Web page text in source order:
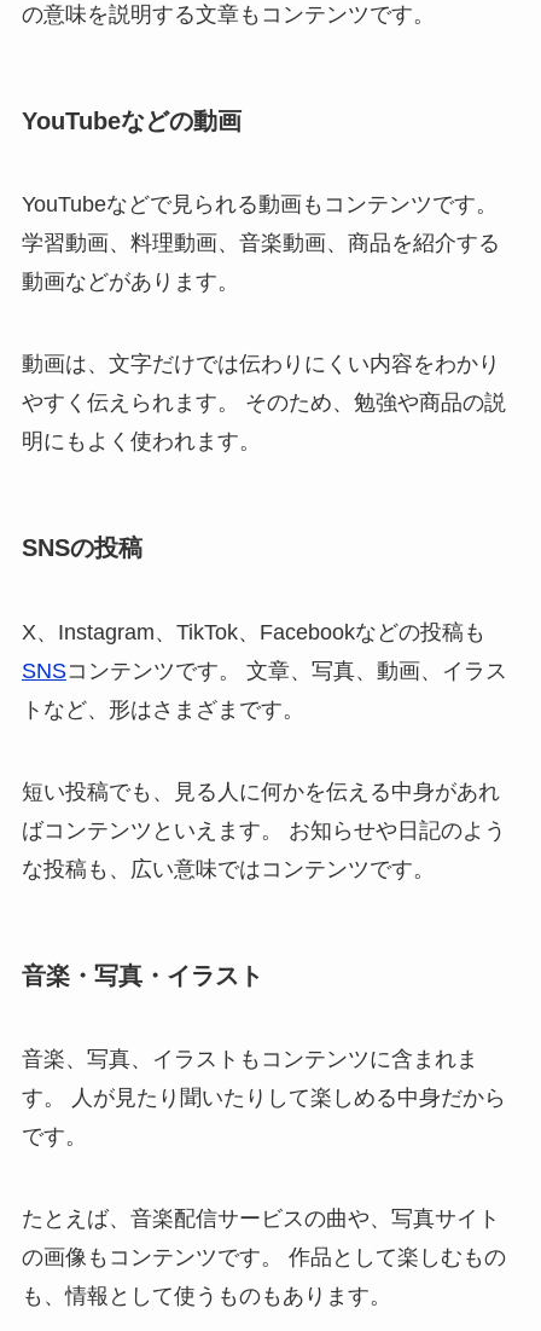
の意味を説明する文章もコンテンツです。
YouTubeなどの動画
YouTubeなどで見られる動画もコンテンツです。
学習動画、料理動画、音楽動画、商品を紹介する
動画などがあります。
動画は、文字だけでは伝わりにくい内容をわかり
やすく伝えられます。 そのため、勉強や商品の説
明にもよく使われます。
SNSの投稿
X、Instagram、TikTok、Facebookなどの投稿も
SNSコンテンツです。 文章、写真、動画、イラス
トなど、形はさまざまです。
短い投稿でも、見る人に何かを伝える中身があれ
ばコンテンツといえます。 お知らせや日記のよう
な投稿も、広い意味ではコンテンツです。
音楽・写真・イラスト
音楽、写真、イラストもコンテンツに含まれま
す。 人が見たり聞いたりして楽しめる中身だから
です。
たとえば、音楽配信サービスの曲や、写真サイト
の画像もコンテンツです。 作品として楽しむもの
も、情報として使うものもあります。